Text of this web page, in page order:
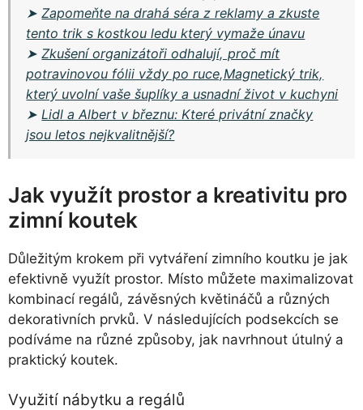
➤Zapomeňte na drahá séra z reklamy a zkuste
tento trik s kostkou ledu který vymaže únavu
➤Zkušení organizátoři odhalují, proč mít
potravinovou fólii vždy po ruce,Magnetický trik,
který uvolní vaše šuplíky a usnadní život v kuchyni
➤ Lidl a Albert v březnu: Které privátní značky
jsou letos nejkvalitnější?
Jak využít prostor a kreativitu pro
zimní koutek
Důležitým krokem při vytváření zimního koutku je jak
efektivně využít prostor. Místo můžete maximalizovat
kombinací regálů, závěsných květináčů a různých
dekorativních prvků. V následujících podsekcích se
podíváme na různé způsoby, jak navrhnout útulný a
praktický koutek.
Využití nábytku a regálů